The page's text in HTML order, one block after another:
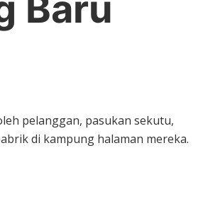
pelanggan, pasukan sekutu,
di kampung halaman mereka.